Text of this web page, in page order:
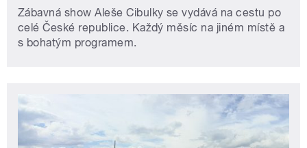
Zábavná show Aleše Cibulky se vydává na cestu po
celé České republice. Každý měsíc na jiném místě a
s bohatým programem.